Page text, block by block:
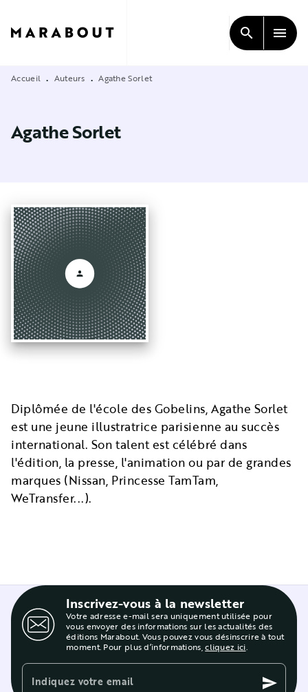
CONTENU
search menu
Accueil • Auteurs • Agathe Sorlet
Agathe Sorlet
Diplômée de l'école des Gobelins, Agathe Sorlet
est une jeune illustratrice parisienne au succès
international. Son talent est célébré dans
l'édition, la presse, l'animation ou par de grandes
marques (Nissan, Princesse TamTam,
WeTransfer...).
Inscrivez-vous à la newsletter
Votre adresse e-mail sera uniquement utilisée pour
vous envoyer des informations sur les actualités des
éditions Marabout. Vous pouvez vous désinscrire à tout
moment. Pour plus d’informations,cliquez ici.
Indiquez votre email send